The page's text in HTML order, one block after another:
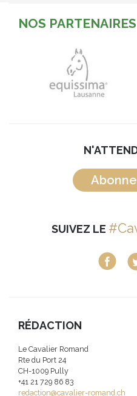
NOS PARTENAIRES
SUIVEZ LE
RÉDACTION
Le Cavalier Romand
Rte du Port 24
CH-1009 Pully
+41 21 729 86 83
redaction@cavalier-romand.ch